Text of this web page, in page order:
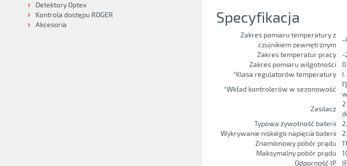
Detektory Optex
Kontrola dostępu ROGER
Akcesoria
Specyfikacja
Zakres pomiaru temperatury z
czujnikiem zewnętrznym
-
Zakres temperatur pracy
-
Zakres pomiaru wilgotności
*Klasa regulatorów temperatury
*Wkład kontrolerów w sezonowość
Zasilacz
Typowa żywotność baterii
Wykrywanie niskiego napięcia baterii
Znamionowy pobór prądu
Maksymalny pobór prądu
Odporność IP